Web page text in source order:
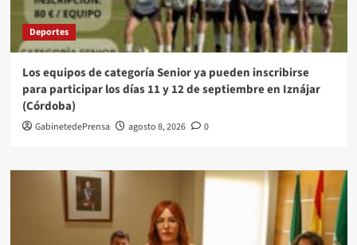
Deportes
Los equipos de categoría Senior ya pueden inscribirse
para participar los días 11 y 12 de septiembre en Iznájar
(Córdoba)
GabinetedePrensa agosto 8, 2026 0